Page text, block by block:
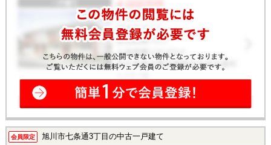
会員限定 旭川市七条通3丁目の中古一戸建て